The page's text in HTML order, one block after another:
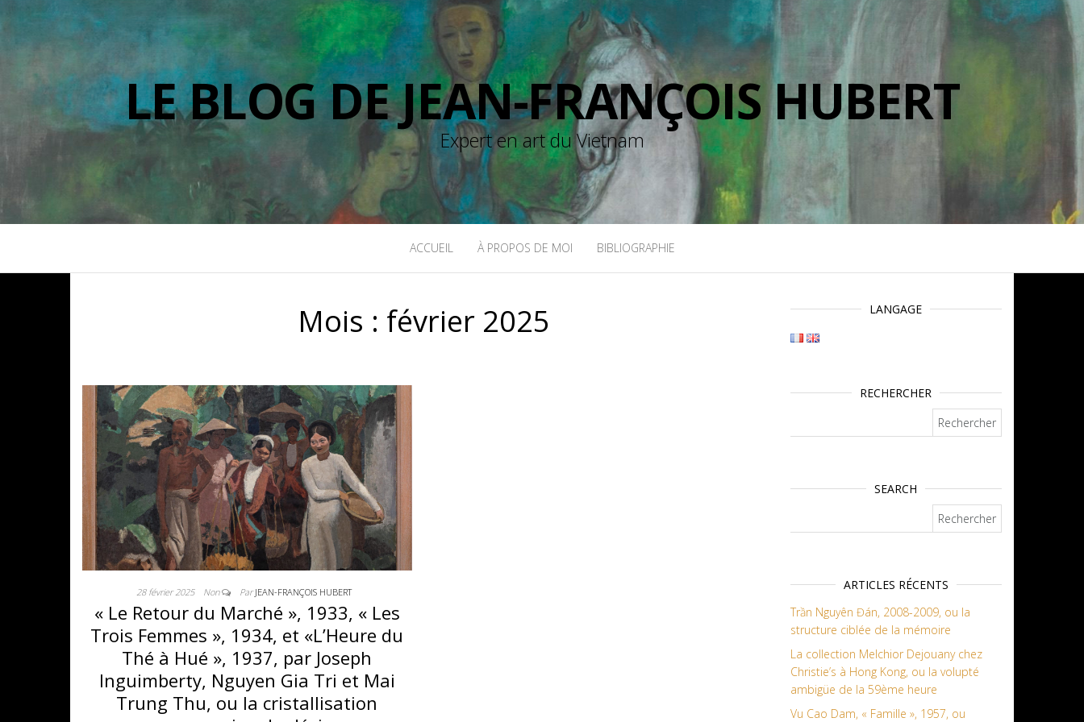
LE BLOG DE JEAN-FRANÇOIS HUBERT
Expert en art du Vietnam
ACCUEIL À PROPOS DE MOI BIBLIOGRAPHIE
Mois : février 2025
28 février 2025 Non ParJEAN-FRANÇOIS HUBERT
« Le Retour du Marché », 1933, « Les
Trois Femmes », 1934, et «L’Heure du
Thé à Hué », 1937, par Joseph
Inguimberty, Nguyen Gia Tri et Mai
Trung Thu, ou la cristallisation
LANGAGE
RECHERCHER
SEARCH
ARTICLES RÉCENTS
Trần Nguyên Đán, 2008-2009, ou la
structure ciblée de la mémoire
La collection Melchior Dejouany chez
Christie’s à Hong Kong, ou la volupté
ambigüe de la 59ème heure
Vu Cao Dam, « Famille », 1957, ou